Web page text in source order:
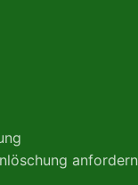
anfordern